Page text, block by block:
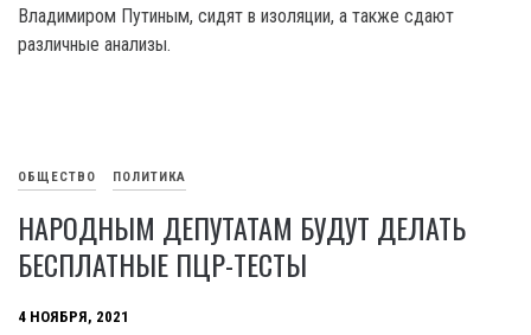
Владимиром Путиным, сидят в изоляции, а также сдают
различные анализы.
ОБЩЕСТВО ПОЛИТИКА
НАРОДНЫМ ДЕПУТАТАМ БУДУТ ДЕЛАТЬ
БЕСПЛАТНЫЕ ПЦР-ТЕСТЫ
4 НОЯБРЯ, 2021